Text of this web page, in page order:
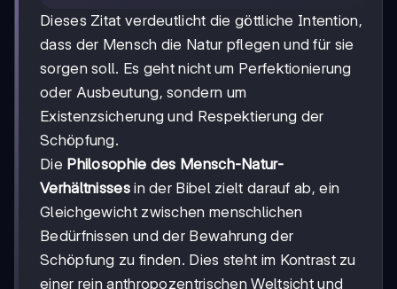
Dieses Zitat verdeutlicht die göttliche Intention,
dass der Mensch die Natur pflegen und für sie
sorgen soll. Es geht nicht um Perfektionierung
oder Ausbeutung, sondern um
Existenzsicherung und Respektierung der
Schöpfung.
Die Philosophie des Mensch-Natur-
Verhältnissesin der Bibel zielt darauf ab, ein
Gleichgewicht zwischen menschlichen
Bedürfnissen und der Bewahrung der
Schöpfung zu finden. Dies steht im Kontrast zu
einer rein anthropozentrischen Weltsicht und